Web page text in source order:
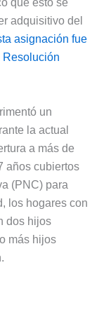
que esto se
adquisitivo del
asignación fue
Resolución
un
la actual
a más de
años cubiertos
(PNC) para
los hogares con
dos hijos
más hijos